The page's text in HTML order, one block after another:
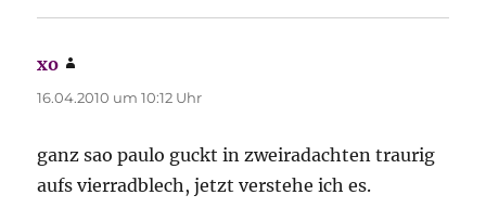
xo
16.04.2010 um 10:12 Uhr
ganz sao paulo guckt in zweiradachten traurig
aufs vierradblech, jetzt verstehe ich es.